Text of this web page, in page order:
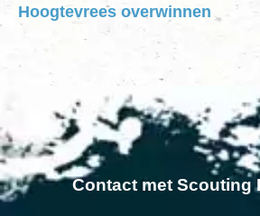
Hoogtevrees overwinnen
Contact met Scouting